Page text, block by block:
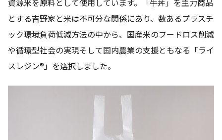
とする吉野家と米は不可分な関係にあり、数あるプラスチ
ック環境負荷低減方法の中から、国産米のフードロス削減
や循環型社会の実現そして国内農業の支援ともなる「ライ
スレジン®」を選択しました。